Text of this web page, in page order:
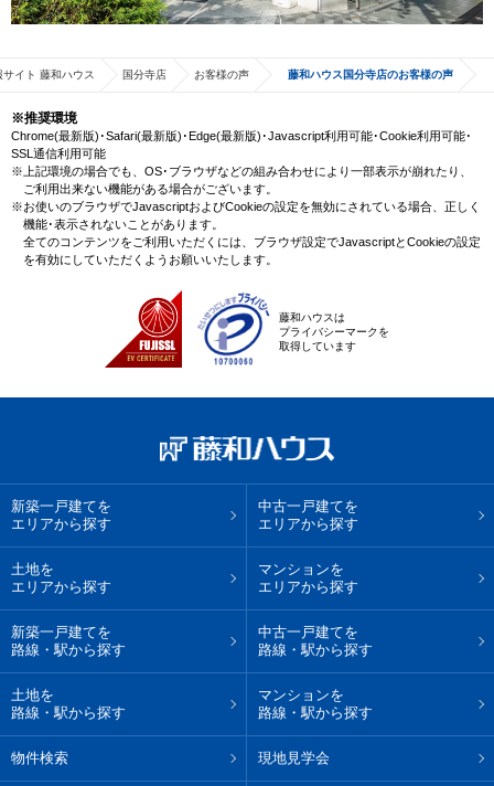
イト 藤和ハウス 国分寺店 お客様の声 藤和ハウス国分寺店のお客様の声
※推奨環境
Chrome(最新版)･Safari(最新版)･Edge(最新版)･Javascript利用可能･Cookie利用可能･
SSL通信利用可能
※上記環境の場合でも、OS･ブラウザなどの組み合わせにより一部表示が崩れたり、
ご利用出来ない機能がある場合がございます。
※お使いのブラウザでJavascriptおよびCookieの設定を無効にされている場合、正しく
機能･表示されないことがあります。
全てのコンテンツをご利用いただくには、ブラウザ設定でJavascriptとCookieの設定
を有効にしていただくようお願いいたします。
藤和ハウスは
プライバシーマークを
取得しています
新築一戸建てを
エリアから探す
中古一戸建てを
エリアから探す
土地を
エリアから探す
マンションを
エリアから探す
新築一戸建てを
路線・駅から探す
中古一戸建てを
路線・駅から探す
土地を
路線・駅から探す
マンションを
路線・駅から探す
物件検索 現地見学会